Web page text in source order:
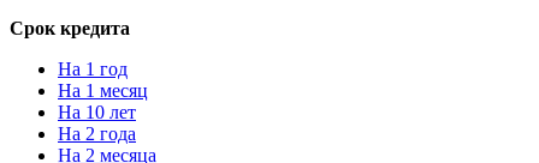
Срок кредита
На 1 год
На 1 месяц
На 10 лет
На 2 года
На 2 месяца